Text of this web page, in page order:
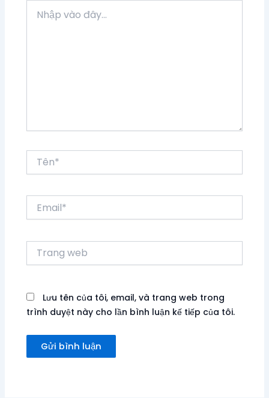
vào
Tên*
web
Lưu tên của tôi, email, và trang web trong
trình duyệt này cho lần bình luận kế tiếp của tôi.